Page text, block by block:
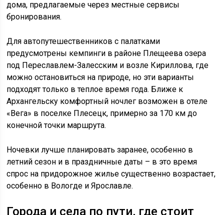
дома, предлагаемые через местные сервисы
бронирования.
Для автопутешественников с палатками
предусмотрены кемпинги в районе Плещеева озера
под Переславлем-Залесским и возле Кириллова, где
можно остановиться на природе, но эти варианты
подходят только в теплое время года. Ближе к
Архангельску комфортный ночлег возможен в отеле
«Вега» в поселке Плесецк, примерно за 170 км до
конечной точки маршрута.
Ночевки лучше планировать заранее, особенно в
летний сезон и в праздничные даты – в это время
спрос на придорожное жилье существенно возрастает,
особенно в Вологде и Ярославле.
Города и села по пути, где стоит